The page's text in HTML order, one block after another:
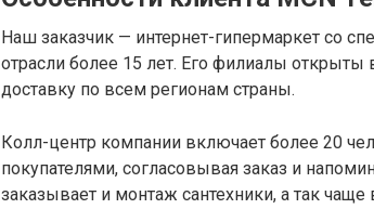
Наш заказчик — интернет-гипермаркет со
отрасли более 15 лет. Его филиалы открыты
доставку по всем регионам страны.
Колл-центр компании включает более 20
покупателями, согласовывая заказ и
заказывает и монтаж сантехники, а так чаще